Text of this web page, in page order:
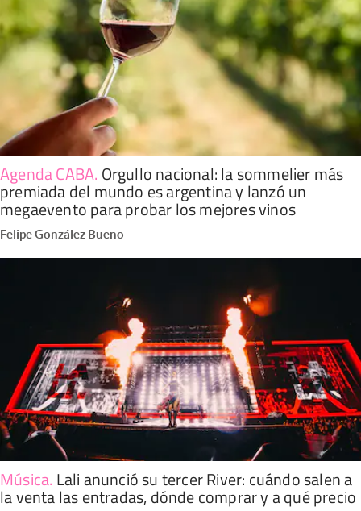
Agenda CABA. Orgullo nacional: la sommelier más
premiada del mundo es argentina y lanzó un
megaevento para probar los mejores vinos
Felipe González Bueno
Música. Lali anunció su tercer River: cuándo salen a
la venta las entradas, dónde comprar y a qué precio